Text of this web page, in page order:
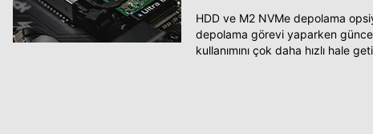
HDD ve M2 NVMe depolama
depolama görevi yaparken
kullanımını çok daha hızlı hale